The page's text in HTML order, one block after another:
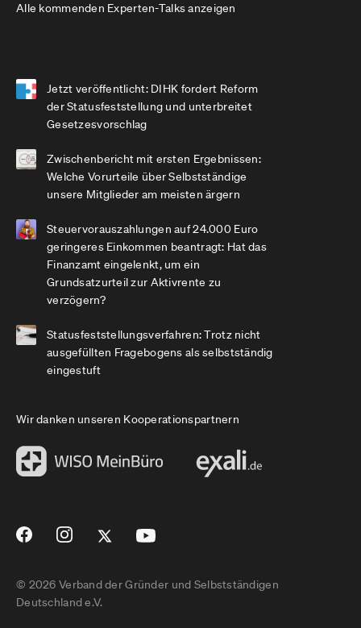
Alle kommenden Experten-Talks anzeigen
Jetzt veröffentlicht: DIHK fordert Reform
der Statusfeststellung und unterbreitet
Gesetzesvorschlag
Zwischenbericht mit ersten Ergebnissen:
Welche Vorurteile über Selbstständige
unsere Mitglieder am meisten ärgern
Steuervorauszahlungen auf 24.000 Euro
geringeres Einkommen beantragt: Hat das
Finanzamt eingelenkt, um ein
Grundsatzurteil zur Aktivrente zu
verzögern?
Statusfeststellungsverfahren: Trotz nicht
ausgefüllten Fragebogens als selbstständig
eingestuft
Wir danken unseren Kooperationspartnern
© 2026 Verband der Gründer und Selbstständigen
Deutschland e.V.